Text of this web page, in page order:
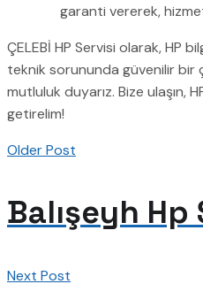
garanti vererek,
ÇELEBİ HP Servisi olarak, HP
teknik sorununda güvenilir bir
mutluluk duyarız. Bize ulaşın,
getirelim!
Older Post
Balışeyh Hp
Next Post